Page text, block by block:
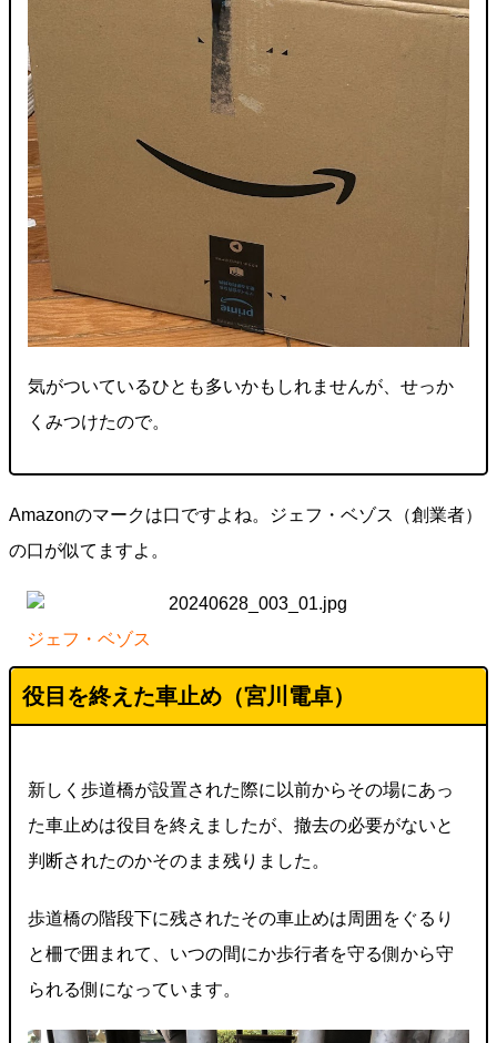
気がついているひとも多いかもしれませんが、せっか
くみつけたので。
Amazonのマークは口ですよね。ジェフ・ベゾス（創業者）
の口が似てますよ。
ジェフ・ベゾス
役目を終えた車止め（宮川電卓）
新しく歩道橋が設置された際に以前からその場にあっ
た車止めは役目を終えましたが、撤去の必要がないと
判断されたのかそのまま残りました。
歩道橋の階段下に残されたその車止めは周囲をぐるり
と柵で囲まれて、いつの間にか歩行者を守る側から守
られる側になっています。